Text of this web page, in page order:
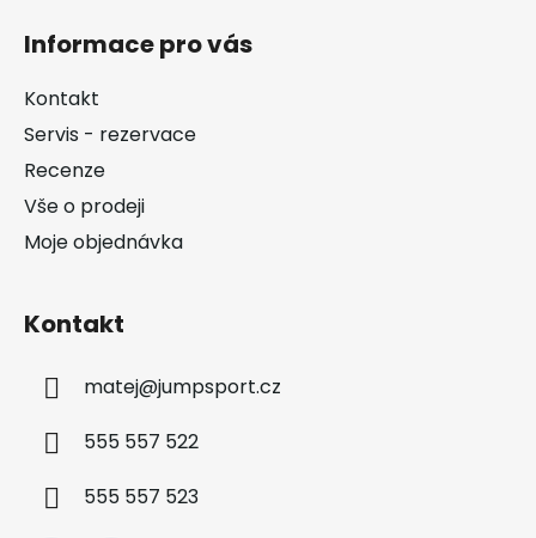
Informace pro vás
Kontakt
Servis - rezervace
Recenze
Vše o prodeji
Moje objednávka
Kontakt
matej@jumpsport.cz
555 557 522
555 557 523